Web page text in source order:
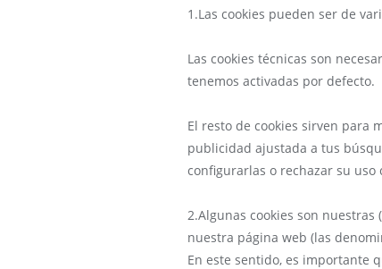
1.Las cookies pueden ser de
Las cookies técnicas son
tenemos activadas por defecto.
El resto de cookies sirven para
publicidad ajustada a tus
configurarlas o rechazar su
2.Algunas cookies son nuestras
nuestra página web (las
En este sentido, es importante